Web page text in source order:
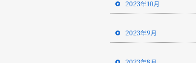
2023年10月
2023年9月